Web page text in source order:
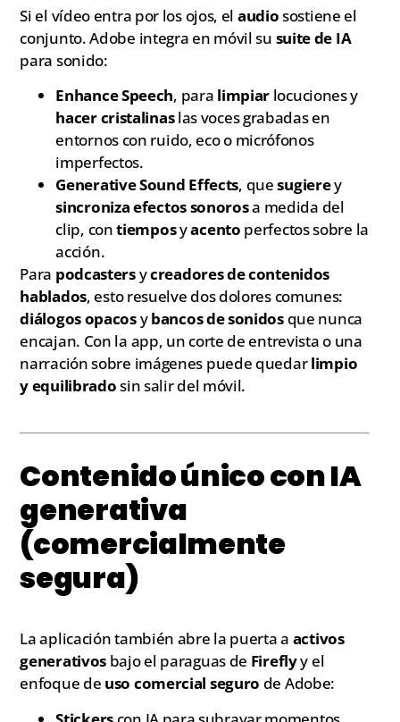
Si el vídeo entra por los ojos, el audiosostiene el
conjunto. Adobe integra en móvil su suite de IA
para sonido:
Enhance Speech, para limpiar locuciones y
hacer cristalinaslas voces grabadas en
entornos con ruido, eco o micrófonos
imperfectos.
Generative Sound Effects, quesugierey
sincronizaefectos sonorosa medida del
clip, contiemposyacento perfectos sobre la
acción.
Para podcastersycreadores de contenidos
hablados, esto resuelve dos dolores comunes:
diálogos opacosybancos de sonidosque nunca
encajan. Con la app, un corte de entrevista o una
narración sobre imágenes puede quedarlimpio
y equilibradosin salir del móvil.
Contenido único con IA
generativa
(comercialmente
segura)
La aplicación también abre la puerta a activos
generativos bajo el paraguas de Fireflyy el
enfoque de uso comercial seguro de Adobe: